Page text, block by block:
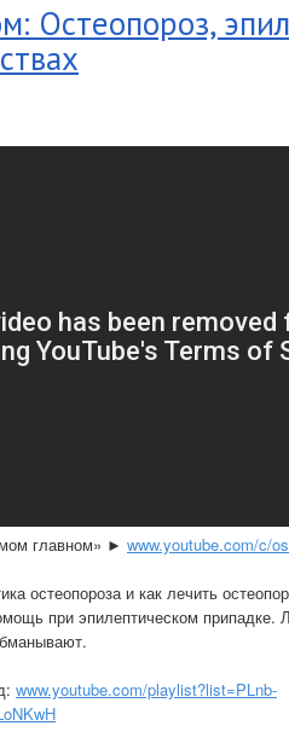
Остеопороз,
главном» ► www.youtube.com/c/
остеопороза и как лечить
при эпилептическом припадке.
www.youtube.com/playlist?list=PLnb-